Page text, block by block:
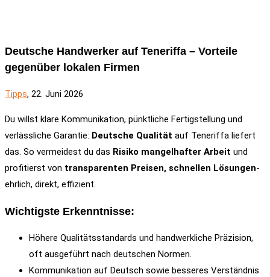
Deutsche Handwerker auf Teneriffa – Vorteile
gegenüber lokalen Firmen
Tipps, 22. Juni 2026
Du willst klare Kommunikation, pünktliche Fertigstellung und
verlässliche Garantie: Deutsche Qualität auf Teneriffa liefert
das. So vermeidest du das Risiko mangelhafter Arbeit und
profitierst von transparenten Preisen, schnellen Lösungen-
ehrlich, direkt, effizient.
Wichtigste Erkenntnisse:
Höhere Qualitätsstandards und handwerkliche Präzision,
oft ausgeführt nach deutschen Normen.
Kommunikation auf Deutsch sowie besseres Verständnis